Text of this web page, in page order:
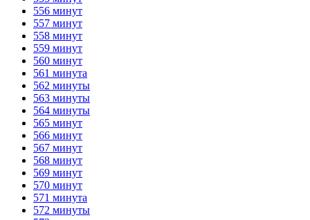
556 минут
557 минут
558 минут
559 минут
560 минут
561 минута
562 минуты
563 минуты
564 минуты
565 минут
566 минут
567 минут
568 минут
569 минут
570 минут
571 минута
572 минуты